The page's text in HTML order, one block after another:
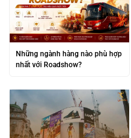
Những ngành hàng nào phù hợp
nhất với Roadshow?